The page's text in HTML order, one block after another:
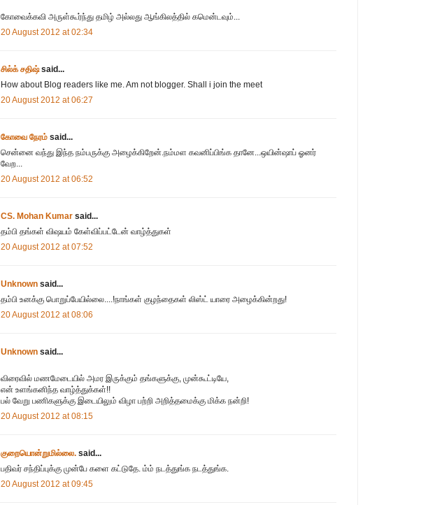
கோவைக்கவி அருள்கூர்ந்து தமிழ் அல்லது ஆங்கிலத்தில் கமென்டவும்...
20 August 2012 at 02:34
சில்க் சதிஷ்said...
How about Blog readers like me. Am not blogger. Shall i join the meet
20 August 2012 at 06:27
கோவை நேரம் said...
சென்னை வந்து இந்த நம்பருக்கு அழைக்கிறேன்.நம்மள கவனிப்பிங்க தானே...ஒயின்ஷாப் ஓனர்
வேற...
20 August 2012 at 06:52
CS. Mohan Kumar said...
தம்பி தங்கள் விஷயம் கேள்விப்பட்டேன் வாழ்த்துகள்
20 August 2012 at 07:52
Unknown said...
தம்பி உனக்கு பொறுப்பேயில்லை....!நாங்கள் குழந்தைகள் லிஸ்ட் யாரை அழைக்கின்றது!
20 August 2012 at 08:06
Unknown said...
விரைவில் மணமேடையில் அமர இருக்கும் தங்களுக்கு, முன்கூட்டியே,
என் உளங்கனிந்த வாழ்த்துக்கள்!!
பல் வேறு பணிகளுக்கு இடையிலும் விழா பற்றி அறித்தமைக்கு மிக்க நன்றி!
20 August 2012 at 08:15
குறையொன்றுமில்லை. said...
பதிவர் சந்திப்புக்கு முன்பே களை கட்டுதே. ம்ம் நடத்துங்க நடத்துங்க.
20 August 2012 at 09:45